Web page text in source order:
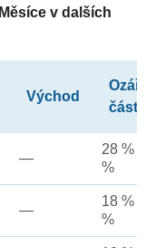
Měsíce v dalších
Východ
část
—
28 %
%
—
18 %
%